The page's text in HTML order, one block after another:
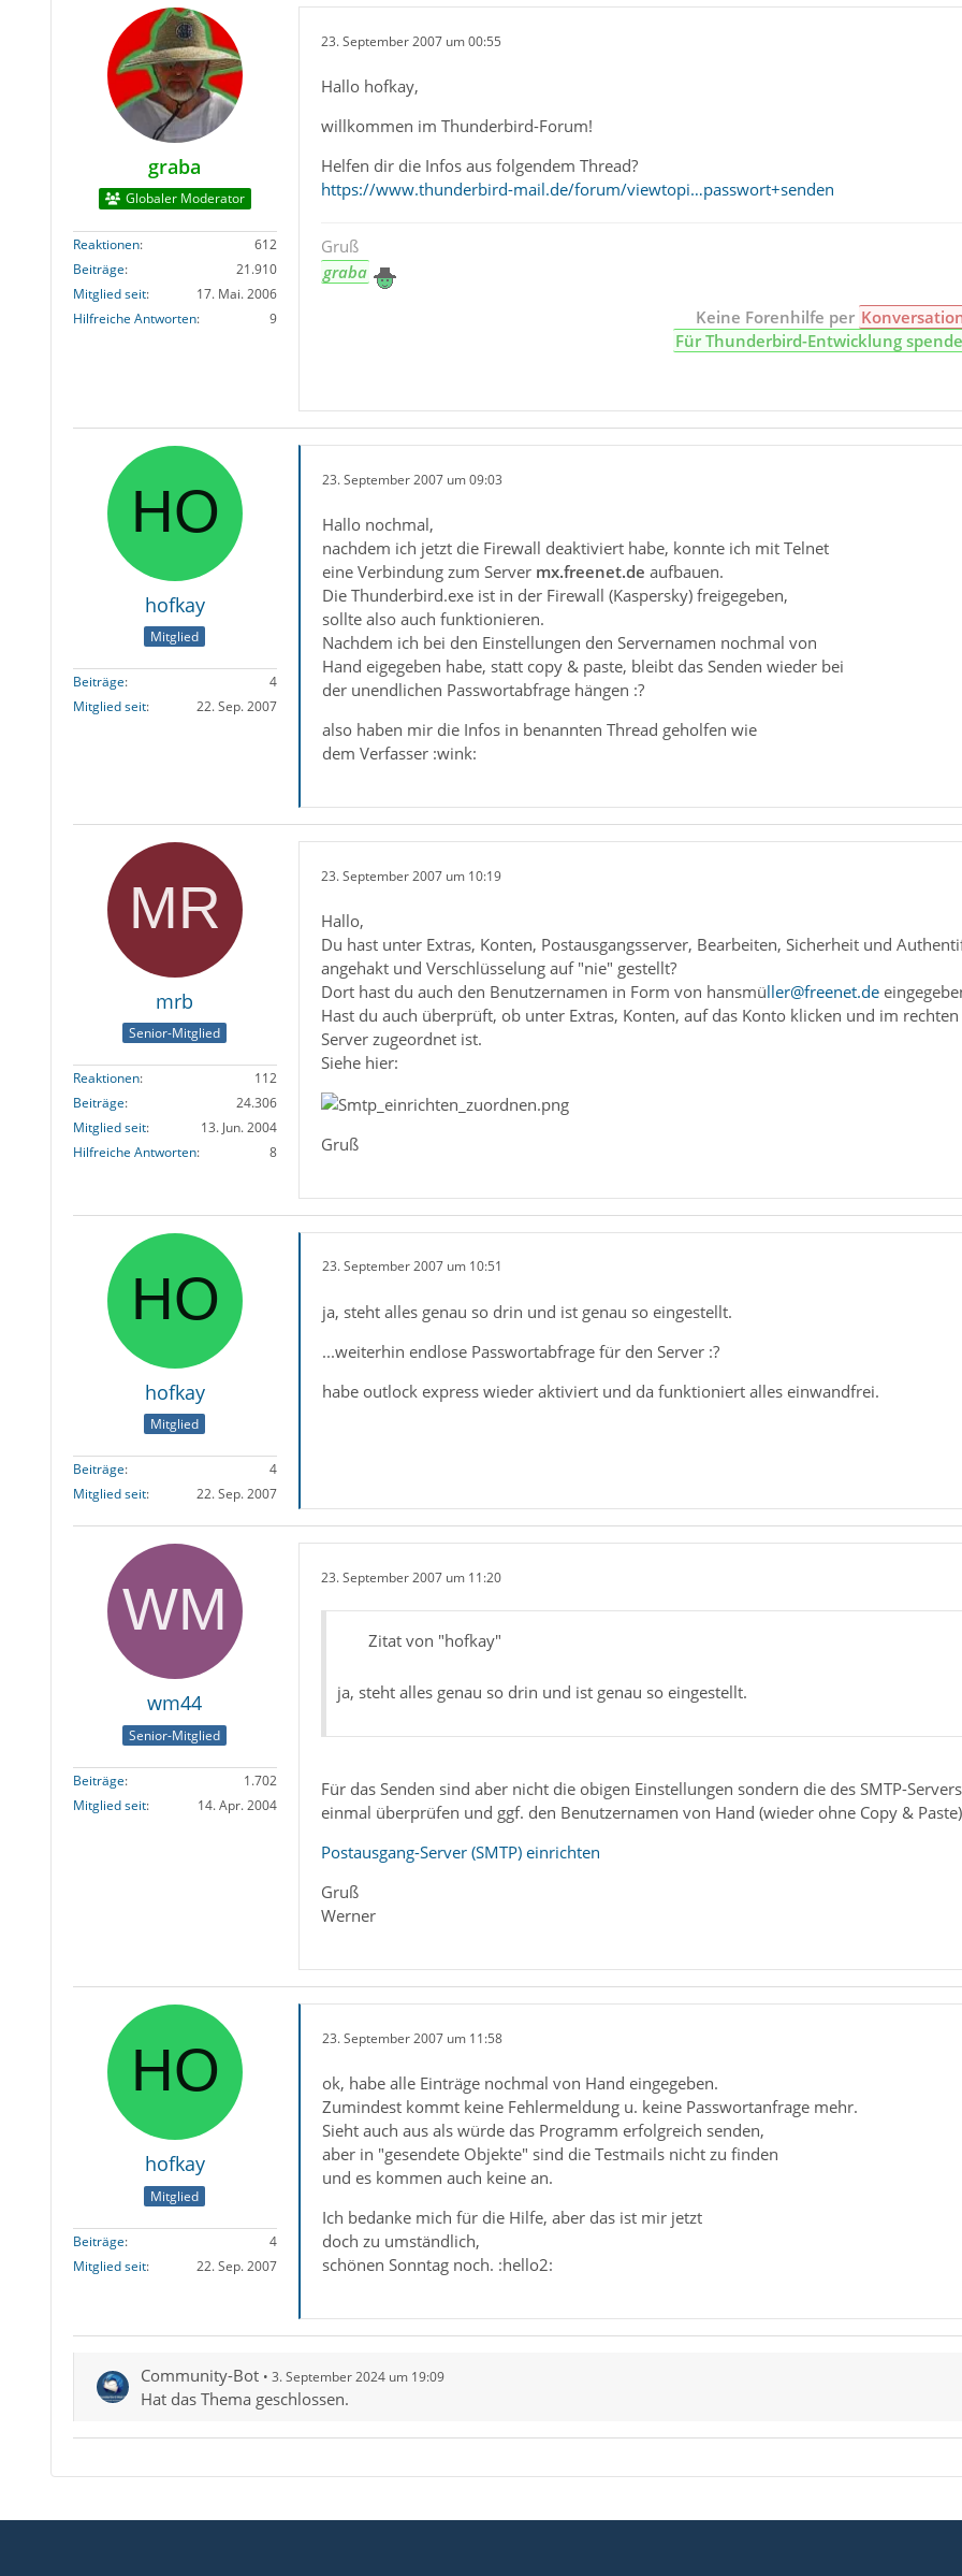
graba
Globaler Moderator
Reaktionen
612
Beiträge
21.910
Mitglied seit
17. Mai. 2006
Hilfreiche Antworten
9
23. September 2007 um 00:55
Hallo hofkay,
willkommen im Thunderbird-Forum!
Helfen dir die Infos aus folgendem Thread?
https://www.thunderbird-mail.de/forum/viewtopi…passwort+senden
Gruß
graba
Keine Forenhilfe per
Für Thunderbird-Entwicklung
hofkay
Mitglied
Beiträge
4
Mitglied seit
22. Sep. 2007
23. September 2007 um 09:03
Hallo nochmal,
nachdem ich jetzt die Firewall deaktiviert habe, konnte ich mit Telnet
eine Verbindung zum Server mx.freenet.de aufbauen.
Die Thunderbird.exe ist in der Firewall (Kaspersky) freigegeben,
sollte also auch funktionieren.
Nachdem ich bei den Einstellungen den Servernamen nochmal von
Hand eigegeben habe, statt copy & paste, bleibt das Senden wieder bei
der unendlichen Passwortabfrage hängen :?
also haben mir die Infos in benannten Thread geholfen wie
dem Verfasser :wink:
mrb
Senior-Mitglied
Reaktionen
112
Beiträge
24.306
Mitglied seit
13. Jun. 2004
Hilfreiche Antworten
8
23. September 2007 um 10:19
Hallo,
Du hast unter Extras, Konten, Postausgangsserver, Bearbeiten, Sicherheit und
angehakt und Verschlüsselung auf "nie" gestellt?
Dort hast du auch den Benutzernamen in Form von hansmüller@freenet.de
Hast du auch überprüft, ob unter Extras, Konten, auf das Konto klicken und im
Server zugeordnet ist.
Siehe hier:
Gruß
hofkay
Mitglied
Beiträge
4
Mitglied seit
22. Sep. 2007
23. September 2007 um 10:51
ja, steht alles genau so drin und ist genau so eingestellt.
...weiterhin endlose Passwortabfrage für den Server :?
habe outlock express wieder aktiviert und da funktioniert alles einwandfrei.
wm44
Senior-Mitglied
Beiträge
1.702
Mitglied seit
14. Apr. 2004
23. September 2007 um 11:20
Zitat von "hofkay"
ja, steht alles genau so drin und ist genau so eingestellt.
Für das Senden sind aber nicht die obigen Einstellungen sondern die des SMTP-
einmal überprüfen und ggf. den Benutzernamen von Hand (wieder ohne Copy &
Postausgang-Server (SMTP) einrichten
Gruß
Werner
hofkay
Mitglied
Beiträge
4
Mitglied seit
22. Sep. 2007
23. September 2007 um 11:58
ok, habe alle Einträge nochmal von Hand eingegeben.
Zumindest kommt keine Fehlermeldung u. keine Passwortanfrage mehr.
Sieht auch aus als würde das Programm erfolgreich senden,
aber in "gesendete Objekte" sind die Testmails nicht zu finden
und es kommen auch keine an.
Ich bedanke mich für die Hilfe, aber das ist mir jetzt
doch zu umständlich,
schönen Sonntag noch. :hello2:
Community-Bot 3. September 2024 um 19:09
Hat das Thema geschlossen.